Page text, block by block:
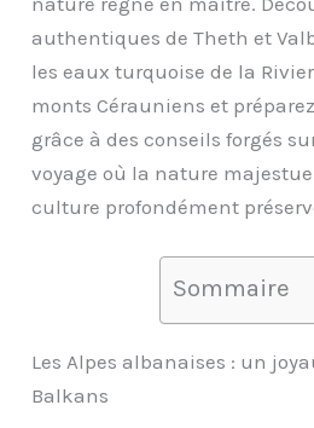
authentiques de Theth et
les eaux turquoise de la
monts Cérauniens et
grâce à des conseils forgés
voyage où la nature
culture profondément
Sommaire
Les Alpes albanaises : un
Balkans